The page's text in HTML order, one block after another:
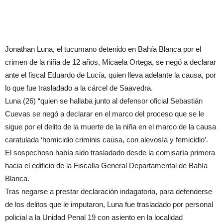
Jonathan Luna, el tucumano detenido en Bahía Blanca por el
crimen de la niña de 12 años, Micaela Ortega, se negó a declarar
ante el fiscal Eduardo de Lucía, quien lleva adelante la causa, por
lo que fue trasladado a la cárcel de Saavedra.
Luna (26) “quien se hallaba junto al defensor oficial Sebastián
Cuevas se negó a declarar en el marco del proceso que se le
sigue por el delito de la muerte de la niña en el marco de la causa
caratulada ‘homicidio criminis causa, con alevosía y femicidio’.
El sospechoso había sido trasladado desde la comisaría primera
hacia el edificio de la Fiscalía General Departamental de Bahía
Blanca.
Tras negarse a prestar declaración indagatoria, para defenderse
de los delitos que le imputaron, Luna fue trasladado por personal
policial a la Unidad Penal 19 con asiento en la localidad